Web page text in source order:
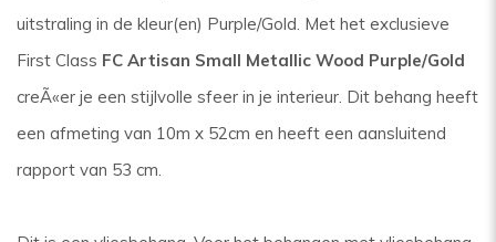
uitstraling in de kleur(en) Purple/Gold. Met het exclusieve
First Class FC Artisan Small Metallic Wood Purple/Gold
creÃ«er je een stijlvolle sfeer in je interieur. Dit behang heeft
een afmeting van 10m x 52cm en heeft een aansluitend
rapport van 53 cm.